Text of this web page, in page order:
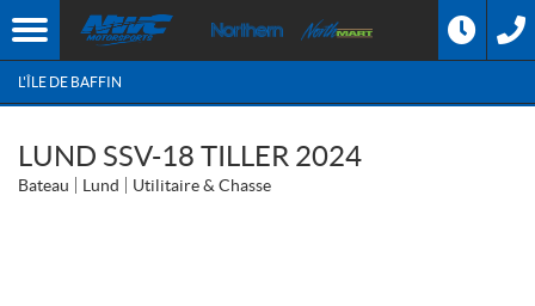
L'ÎLE DE BAFFIN
LUND SSV-18 TILLER 2024
Bateau Lund Utilitaire & Chasse